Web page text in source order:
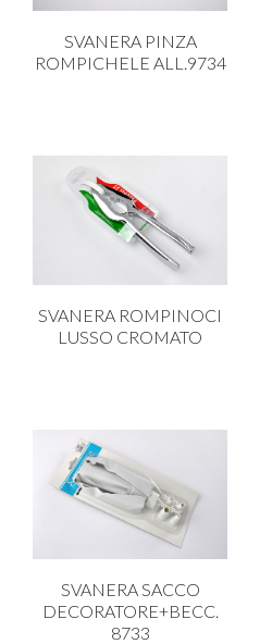
SVANERA PINZA
ROMPICHELE ALL.9734
SVANERA ROMPINOCI
LUSSO CROMATO
SVANERA SACCO
DECORATORE+BECC.
8733